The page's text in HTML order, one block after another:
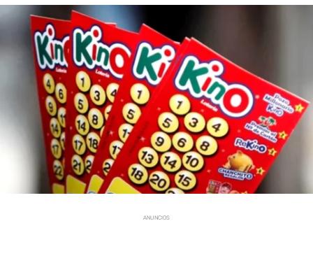
ANUNCIOS